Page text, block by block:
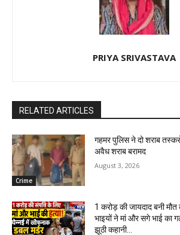
PRIYA SRIVASTAVA
RELATED ARTICLES
Crime
गहमर पुलिस ने दो शराब
अवैध शराब बरामद
August 3, 2026
1 करोड़ की जायदाद बनी
भाइयों ने मां और सगे भाई का
झूठी कहानी...